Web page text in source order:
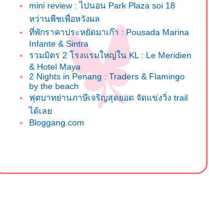
mini review : ไปนอน Park Plaza soi 18
หว่านพืชเพื่อหวังผล
ที่พักราคาประหยัดมาเก๊า : Pousada Marina
Infante & Sintra
รวมมิตร 2 โรงแรมใหญ่ใน KL : Le Meridien
& Hotel Maya
2 Nights in Penang : Traders & Flamingo
by the beach
ฟุตบาทย่านภาษีเจริญสุดยอด จัดแข่งวิ่ง trail
ได้เล
Bloggang.com